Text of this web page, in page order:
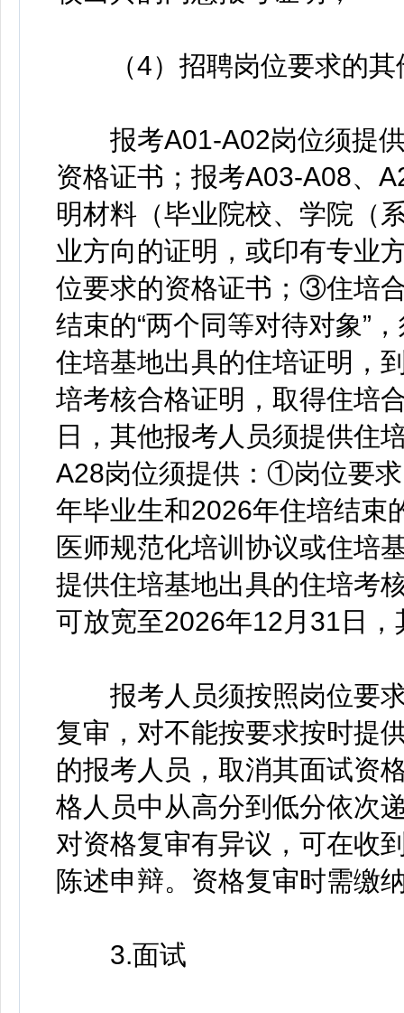
（4）招聘岗位要求的其
报考A01-A02岗位须提供
资格证书；报考A03-A08、
明材料（毕业院校、学院（
业方向的证明，或印有专业
位要求的资格证书；③住培
结束的“两个同等对待对象”
住培基地出具的住培证明，
培考核合格证明，取得住培
日，其他报考人员须提供住
A28岗位须提供：①岗位要
年毕业生和2026年住培结束
医师规范化培训协议或住培
提供住培基地出具的住培考
可放宽至2026年12月31日
报考人员须按照岗位要求
复审，对不能按要求按时提
的报考人员，取消其面试资
格人员中从高分到低分依次
对资格复审有异议，可在收
陈述申辩。资格复审时需缴
3.面试